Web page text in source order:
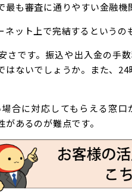
も審査に通りやすい金融機
ット上で完結するというの
さです。振込や出入金の手
はないでしょうか。また、
合に対応してもらえる窓
あるのが難点です。